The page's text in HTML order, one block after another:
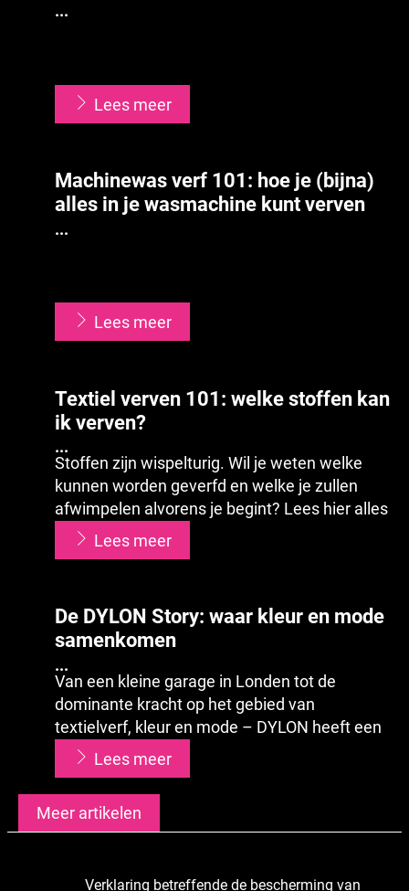
...
Lees meer
Machinewas verf 101: hoe je (bijna)
alles in je wasmachine kunt verven
...
Lees meer
Textiel verven 101: welke stoffen kan
ik verven?
...
Stoffen zijn wispelturig. Wil je weten welke
kunnen worden geverfd en welke je zullen
afwimpelen alvorens je begint? Lees hier alles
wat je moet weten...
Lees meer
De DYLON Story: waar kleur en mode
samenkomen
...
Van een kleine garage in Londen tot de
dominante kracht op het gebied van
textielverf, kleur en mode – DYLON heeft een
nogal wilde rit achter de rug. Lees verder om
geschiedenis.
Lees meer
Meer artikelen
Verklaring betreffende de bescherming van